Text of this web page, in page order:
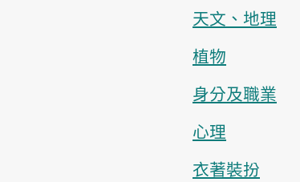
天文、地理
植物
身分及職業
心理
衣著裝扮